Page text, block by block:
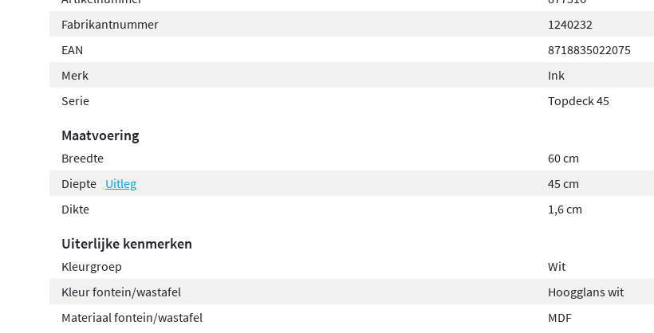
Fabrikantnummer
1240232
EAN
8718835022075
Merk
Ink
Serie
Topdeck 45
Maatvoering
Breedte
60 cm
Diepte Uitleg
45 cm
Dikte
1,6 cm
Uiterlijke kenmerken
Kleurgroep
Wit
Kleur fontein/wastafel
Hoogglans wit
Materiaal fontein/wastafel
MDF